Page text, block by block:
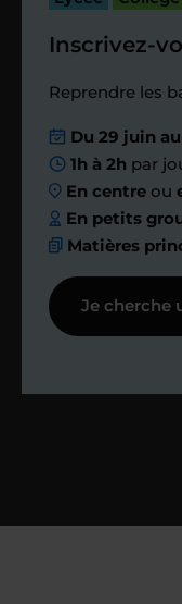
Étape 4
Nous
Afin de
réalisés,
même vous
Inscrivez-
Reprendre les
Du 29 juin
1h à 2h par
En centre ou
En petits
Matières
Je cherche